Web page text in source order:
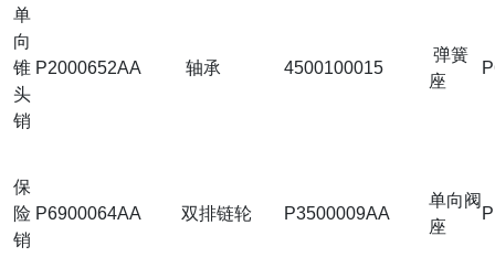
单
向
锥
头
销
P2000652AA 轴承 4500100015
弹簧
座
保
险
销
P6900064AA 双排链轮 P3500009AA
单向阀
座